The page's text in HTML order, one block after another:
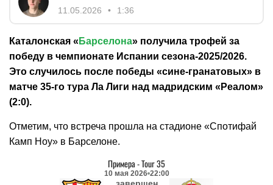
11.05.2026 1:36
Каталонская « Барселона» получила трофей за
победу в чемпионате Испании сезона-2025/2026.
Это случилось после победы «сине-гранатовых» в
матче 35-го тура Ла Лиги над мадридским «Реалом»
(2:0).
Отметим, что встреча прошла на стадионе «Спотифай
Камп Ноу» в Барселоне.
Примера-Tour 35
10 мая 2026 22:00